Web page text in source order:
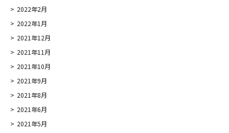
2022年2月
2022年1月
2021年12月
2021年11月
2021年10月
2021年9月
2021年8月
2021年6月
2021年5月